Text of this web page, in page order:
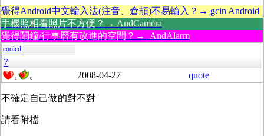
覺得Android中文輸入法(注音、倉頡)不易輸入？→ gcin Android
手機照相看照片不方便？→ AndCamera
覺得鬧鐘/行事曆有改進的空間？→ AndAlarm
coolcd
7
1 0 2008-04-27 quote
不確定自己做的對不對
請看附檔